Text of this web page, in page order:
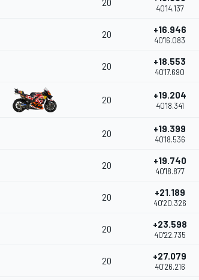
20
40'14.137
20 +16.946
40'16.083
20 +18.553
40'17.690
20 +19.204
40'18.341
20 +19.399
40'18.536
20 +19.740
40'18.877
20 +21.189
40'20.326
20 +23.598
40'22.735
20 +27.079
40'26.216